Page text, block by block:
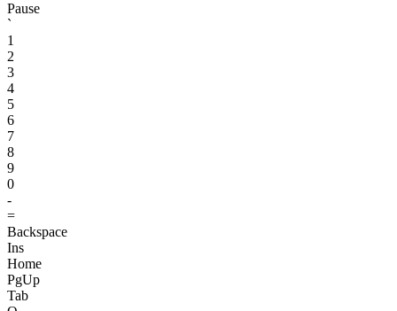
Pause
`
1
2
3
4
5
6
7
8
9
0
-
=
Backspace
Ins
Home
PgUp
Tab